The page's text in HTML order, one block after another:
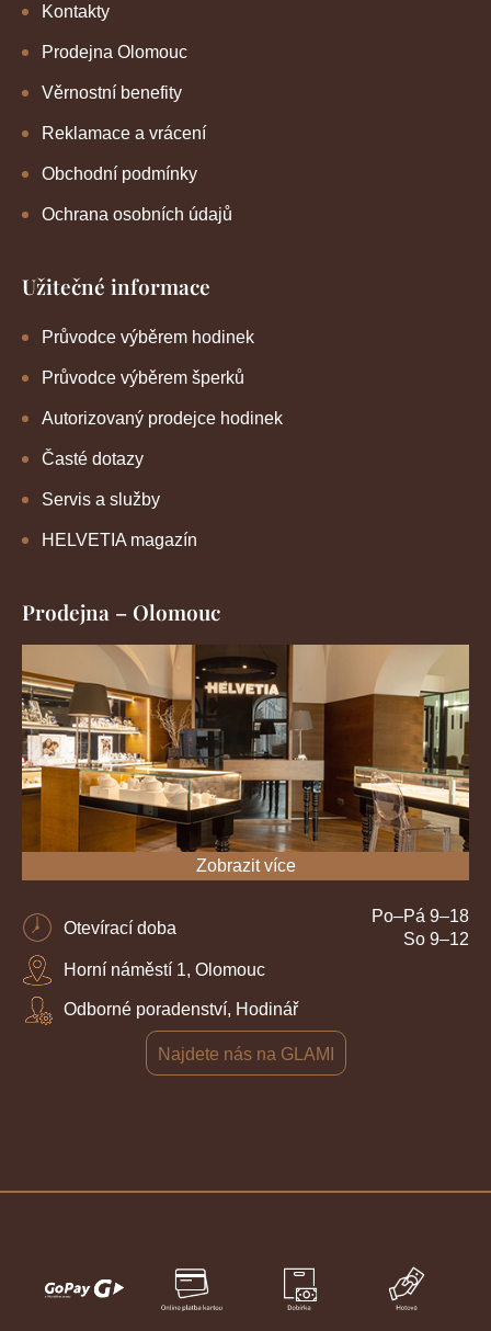
Kontakty
Prodejna Olomouc
Věrnostní benefity
Reklamace a vrácení
Obchodní podmínky
Ochrana osobních údajů
Užitečné informace
Průvodce výběrem hodinek
Průvodce výběrem šperků
Autorizovaný prodejce hodinek
Časté dotazy
Servis a služby
HELVETIA magazín
Prodejna – Olomouc
Zobrazit více
Otevírací doba
Po–Pá 9–18
So 9–12
Horní náměstí 1, Olomouc
Odborné poradenství, Hodinář
Najdete nás na GLAMI